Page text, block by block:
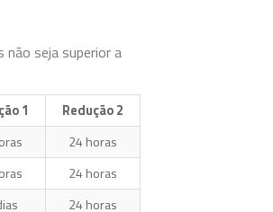
seja superior a
1
Redução 2
24 horas
24 horas
24 horas